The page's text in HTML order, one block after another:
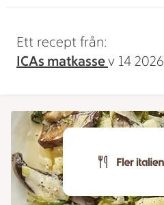
Ett recept från:
ICAs matkassev 14 2026